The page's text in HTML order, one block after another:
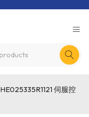
伺服控